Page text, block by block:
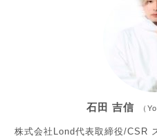
石田 吉信 （
株式会社Lond代表取締役/CSR